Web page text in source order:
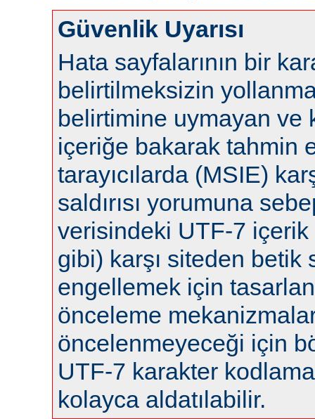
Güvenlik Uyarısı
Hata sayfalarının bir
belirtilmeksizin
belirtimine uymayan ve
içeriğe bakarak tahmin
tarayıcılarda (MSIE)
saldırısı yorumuna
verisindeki UTF-7
gibi) karşı siteden betik
engellemek için
önceleme
öncelenmeyeceği için
UTF-7 karakter
kolayca aldatılabilir.